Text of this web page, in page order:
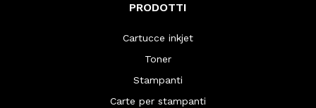
PRODOTTI
Cartucce inkjet
Toner
Stampanti
Carte per stampanti